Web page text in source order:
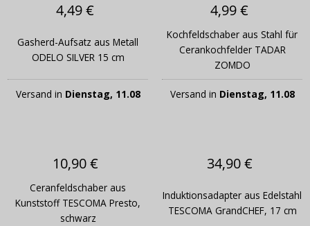
4,49 €
Gasherd-Aufsatz aus Metall
ODELO SILVER 15 cm
Versand in Dienstag, 11.08
4,99 €
Kochfeldschaber aus Stahl für
Cerankochfelder TADAR
ZOMDO
Versand in Dienstag, 11.08
10,90 €
Ceranfeldschaber aus
Kunststoff TESCOMA Presto,
schwarz
34,90 €
Induktionsadapter aus Edelstahl
TESCOMA GrandCHEF, 17 cm